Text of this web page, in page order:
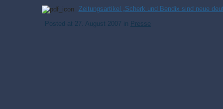
Zeitungsartikel „Scherk und Bendix sind neue
Posted at 27. August 2007 in Presse